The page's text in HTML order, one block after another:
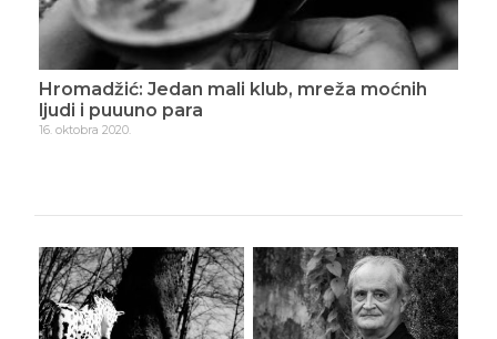
Hromadžić: Zagrebački atentat
2. novembra 2020.